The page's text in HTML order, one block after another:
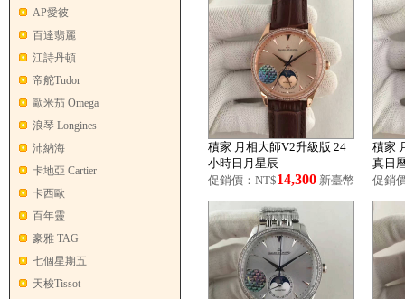
AP愛彼
百達翡麗
江詩丹頓
帝舵Tudor
歐米茄 Omega
浪琴 Longines
沛納海
卡地亞 Cartier
卡西歐
百年靈
豪雅 TAG
七個星期五
天梭Tissot
積家 月相大師V2升級版 24
小時日月星辰
促銷價：NT$14,300 新臺幣
積家
真日
促銷